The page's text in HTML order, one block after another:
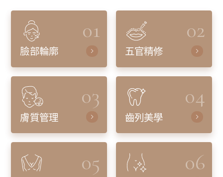
01
臉部輪廓
02
五官精修
03
膚質管理
04
齒列美學
05 06